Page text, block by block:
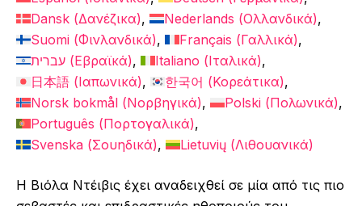
Dansk (Δανέζικα) Nederlands (Ολλανδικά)
Suomi (Φινλανδικά) Français (Γαλλικά)
עברית (Εβραϊκά) Italiano (Ιταλικά)
日本語 (Ιαπωνικά) 한국어 (Κορεάτικα)
Norsk bokmål (Νορβηγικά) Polski (Πολωνικά)
Português (Πορτογαλικά)
Svenska (Σουηδικά) Lietuvių (Λιθουανικά)
Η Βιόλα Ντέιβις έχει αναδειχθεί σε μία από τις πιο